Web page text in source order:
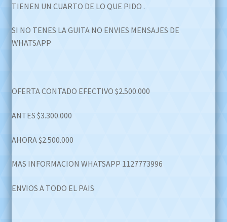
TIENEN UN CUARTO DE LO QUE PIDO .
SI NO TENES LA GUITA NO ENVIES MENSAJES DE
WHATSAPP
OFERTA CONTADO EFECTIVO $2.500.000
ANTES $3.300.000
AHORA $2.500.000
MAS INFORMACION WHATSAPP 1127773996
ENVIOS A TODO EL PAIS